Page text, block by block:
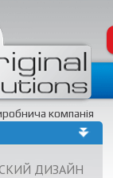
компанія
ДИЗАЙН